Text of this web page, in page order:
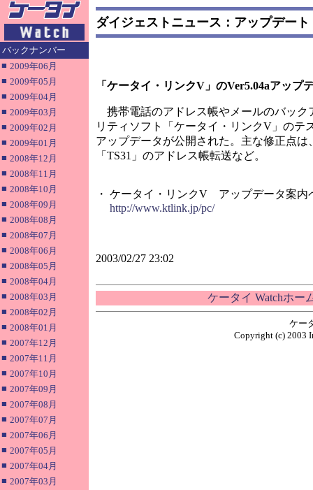
バックナンバー
■ 2009年06月
■ 2009年05月
■ 2009年04月
■ 2009年03月
■ 2009年02月
■ 2009年01月
■ 2008年12月
■ 2008年11月
■ 2008年10月
■ 2008年09月
■ 2008年08月
■ 2008年07月
■ 2008年06月
■ 2008年05月
■ 2008年04月
■ 2008年03月
■ 2008年02月
■ 2008年01月
■ 2007年12月
■ 2007年11月
■ 2007年10月
■ 2007年09月
■ 2007年08月
■ 2007年07月
■ 2007年06月
■ 2007年05月
■ 2007年04月
■ 2007年03月
ダイジェストニュース：アップデート
「ケータイ・リンクV」のVer5.04aアップ
携帯電話のアドレス帳やメールのバック
リティソフト「ケータイ・リンクV」のテ
アップデータが公開された。主な修正点
「TS31」のアドレス帳転送など。
・ ケータイ・リンクV アップデータ案内
http://www.ktlink.jp/pc/
2003/02/27 23:02
ケータイ Watchホー
ケー
Copyright (c) 2003